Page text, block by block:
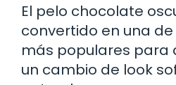
El pelo chocolate
convertido en una
más populares para
un cambio de look